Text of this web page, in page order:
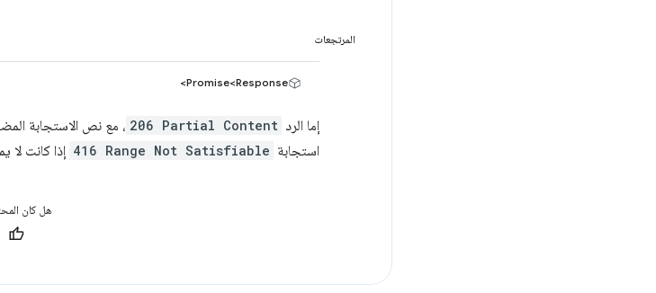
المرتجعات
Promise<Response>
إما الرد 206 Partial Content ، مع نص الاستجابة
استجابة 416 Range Not Satisfiable إذا كانت لا
هل كان